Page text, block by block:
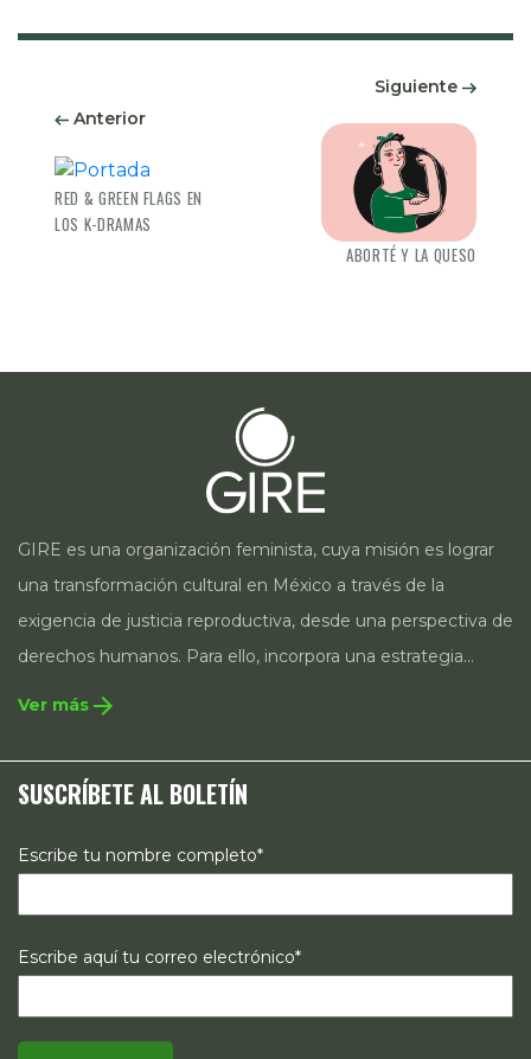
Anterior
RED & GREEN FLAGS EN
LOS K-DRAMAS
Siguiente
ABORTÉ Y LA QUESO
GIRE es una organización feminista, cuya misión es lograr
una transformación cultural en México a través de la
exigencia de justicia reproductiva, desde una perspectiva de
derechos humanos. Para ello, incorpora una estrategia
integral que contempla la incidencia en legislación y
estrategias de comunicación e investigación sobre el
estado de los derechos reproductivos en México.
Ver más arrow_forward
SUSCRÍBETE AL BOLETÍN
Escribe tu nombre completo*
Escribe aquí tu correo electrónico*